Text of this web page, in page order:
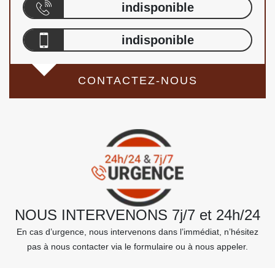
indisponible
indisponible
CONTACTEZ-NOUS
NOUS INTERVENONS 7j/7 et 24h/24
En cas d’urgence, nous intervenons dans l’immédiat, n’hésitez
pas à nous contacter via le formulaire ou à nous appeler.